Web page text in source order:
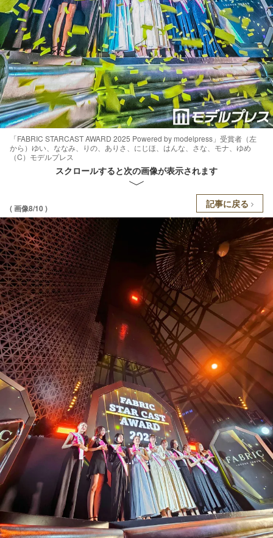
「FABRIC STARCAST AWARD 2025 Powered by modelpress」受賞者（左
から）ゆい、ななみ、りの、ありさ、にじほ、はんな、さな、モナ、ゆめ
（C）モデルプレス
スクロールすると次の画像が表示されます
( 画像8/10 ) 記事に戻る